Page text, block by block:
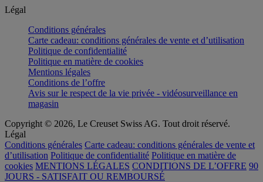
Légal
Conditions générales
Carte cadeau: conditions générales de vente et d’utilisation
Politique de confidentialité
Politique en matière de cookies
Mentions légales
Conditions de l’offre
Avis sur le respect de la vie privée - vidéosurveillance en
magasin
Copyright © 2026, Le Creuset Swiss AG. Tout droit réservé.
Légal
Conditions générales Carte cadeau: conditions générales de vente et
d’utilisation Politique de confidentialité Politique en matière de
cookies MENTIONS LÉGALES CONDITIONS DE L’OFFRE 90
JOURS - SATISFAIT OU REMBOURSÉ